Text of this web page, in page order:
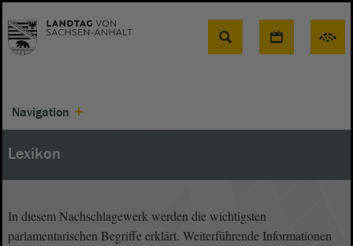
Suche
Navigation
Lexikon
In diesem Nachschlagewerk werden die wichtigsten
parlamentarischen Begriffe erklärt. Weiterführende Informationen